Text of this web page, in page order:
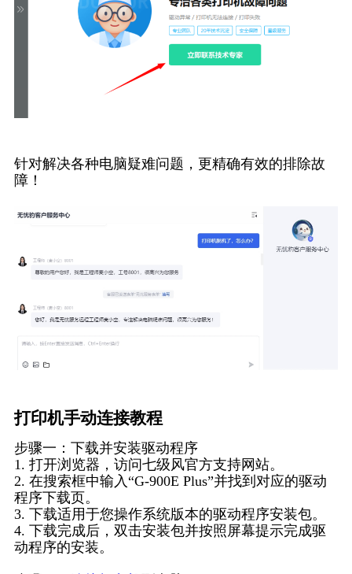
针对解决各种电脑疑难问题，更精确有效的排除故
障！
打印机手动连接教程
步骤一：下载并安装驱动程序
1. 打开浏览器，访问七级风官方支持网站。
2. 在搜索框中输入“G-900E Plus”并找到对应的驱动
程序下载页。
3. 下载适用于您操作系统版本的驱动程序安装包。
4. 下载完成后，双击安装包并按照屏幕提示完成驱
动程序的安装。